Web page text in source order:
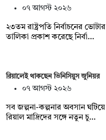
০৭ আগস্ট ২০২৬
২৩তম রাষ্ট্রপতি নির্বাচনের ভোটার
তালিকা প্রকাশ করেছে নির্বা…
রিয়ালেই থাকছেন ভিনিসিয়ুস জুনিয়র
০৭ আগস্ট ২০২৬
সব জল্পনা-কল্পনার অবসান ঘটিয়ে
রিয়াল মাদ্রিদের সঙ্গে নতুন চু…